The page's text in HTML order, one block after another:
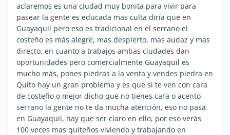
aclaremos es una ciudad muy bonita para vivir para
pasear la gente es educada mas culta diría que en
Guayaquil pero eso es tradicional en el serrano el
costeño es más alegre, mas despierto, mas audaz y mas
directo, en cuanto a trabajos ambas ciudades dan
oportunidades pero comercialmente Guayaquil es
mucho más, pones piedras a la venta y vendes piedra en
Quito hay un gran problema y es que si te ven con cara
de costeño o mejor dicho que no tienes cara o acento
serrano la gente no te da mucha atención, eso no pasa
en Guayaquil, hay que ser claro en ello, por eso verás
100 veces mas quiteños viviendo y trabajando en